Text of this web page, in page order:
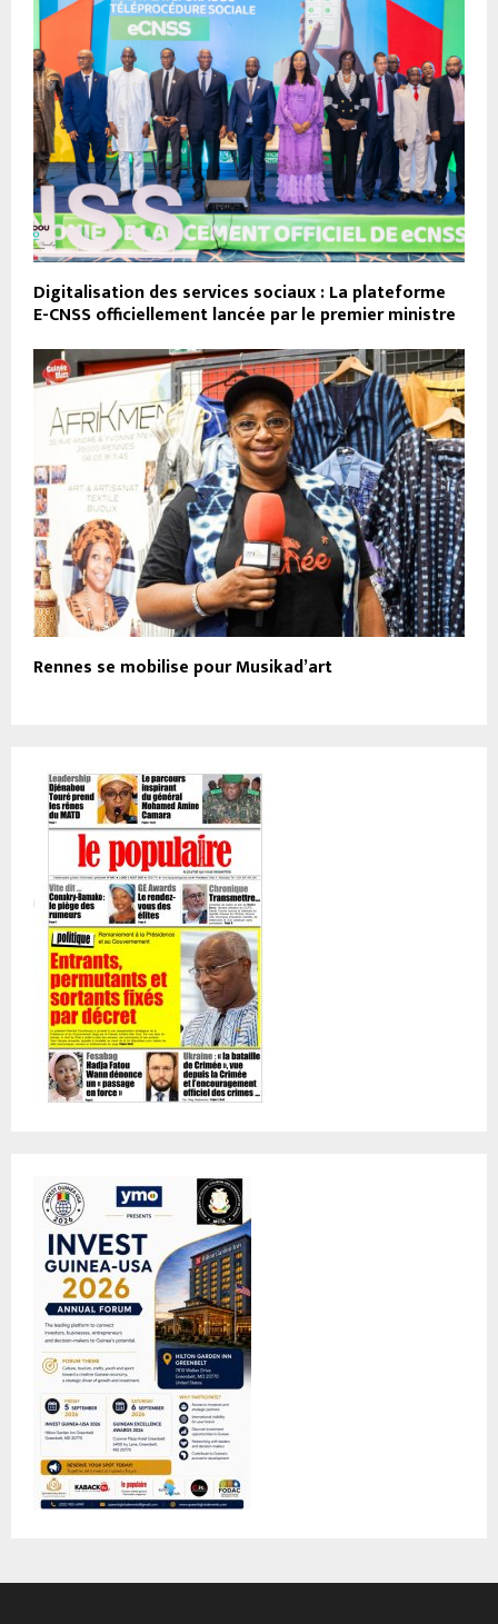
Digitalisation des services sociaux : La plateforme
E-CNSS officiellement lancée par le premier ministre
Rennes se mobilise pour Musikad’art